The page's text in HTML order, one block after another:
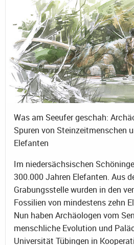
Was am Seeufer geschah:
Spuren von Steinzeitmenschen
Elefanten
Im niedersächsischen
300.000 Jahren Elefanten. Aus
Grabungsstelle wurden in den
Fossilien von mindestens zehn
Nun haben Archäologen vom
menschliche Evolution und
Universität Tübingen in